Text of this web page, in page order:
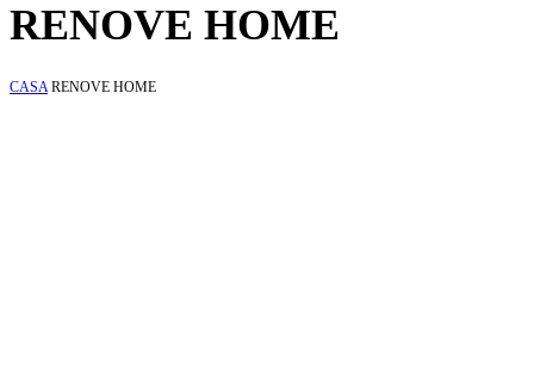
RENOVE HOME
CASA RENOVE HOME